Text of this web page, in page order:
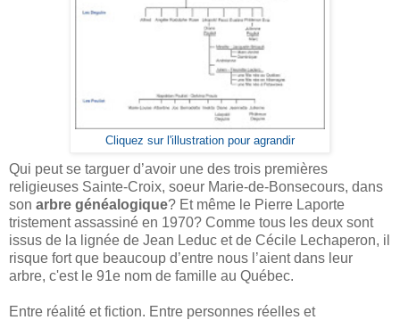
Cliquez sur l'illustration pour agrandir
Qui peut se targuer d’avoir une des trois premières
religieuses Sainte-Croix, soeur Marie-de-Bonsecours, dans
son arbre généalogique? Et même le Pierre Laporte
tristement assassiné en 1970? Comme tous les deux sont
issus de la lignée de Jean Leduc et de Cécile Lechaperon, il
risque fort que beaucoup d’entre nous l’aient dans leur
arbre, c'est le 91e nom de famille au Québec.
Entre réalité et fiction. Entre personnes réelles et